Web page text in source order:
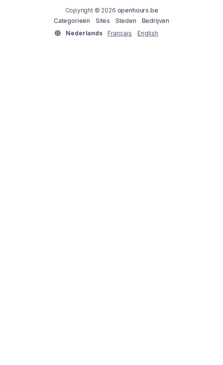
Copyright © 2026 openhours.be
Categorieën
Sites Steden
Bedrijven
Nederlands
Français English